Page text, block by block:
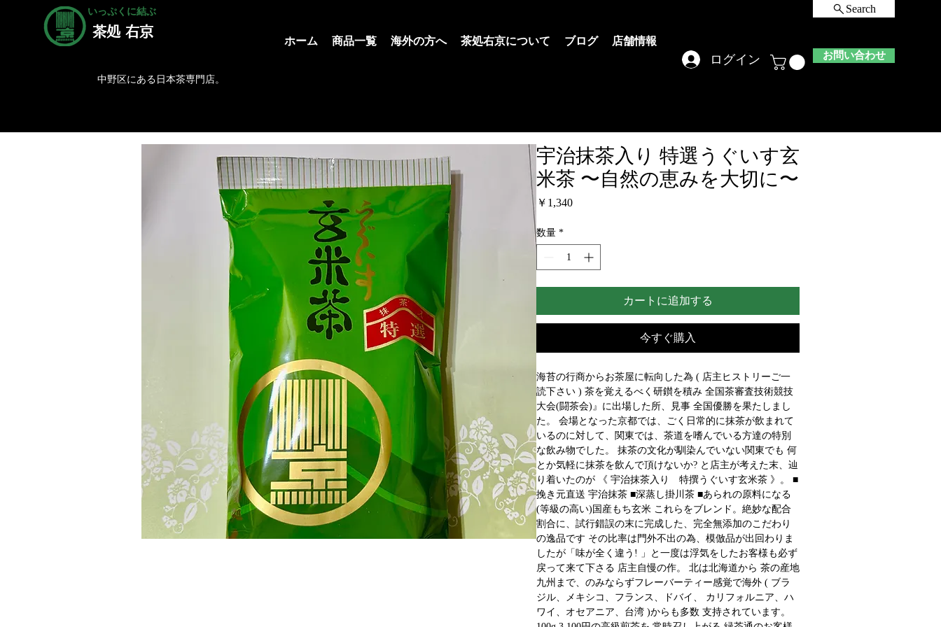
いっぷくに結ぶ
茶処 右京
中野区にある日本茶専門店。
Search
ログイン お問い合わせ
ホーム 商品一覧 海外の方へ 茶処右京について ブログ 店舗情報
宇治抹茶入り 特選うぐいす玄
米茶 〜自然の恵みを大切に〜
￥1,340価
数量 *
カートに追加する
今すぐ購入
海苔の行商からお茶屋に転向した為 ( 店主ヒストリーご一
読下さい ) 茶を覚えるべく研鑚を積み 全国茶審査技術競技
大会(闘茶会)』に出場した所、見事 全国優勝を果たしまし
た。 会場となった京都では、ごく日常的に抹茶が飲まれて
いるのに対して、関東では、茶道を嗜んでいる方達の特別
な飲み物でした。 抹茶の文化が馴染んでいない関東でも 何
とか気軽に抹茶を飲んで頂けないか? と店主が考えた末、辿
り着いたのが 《 宇治抹茶入り　特撰うぐいす玄米茶 》。 ■
挽き元直送 宇治抹茶 ■深蒸し掛川茶 ■あられの原料になる
(等級の高い)国産もち玄米 これらをブレンド。絶妙な配合
割合に、試行錯誤の末に完成した、完全無添加のこだわり
の逸品です その比率は門外不出の為、模倣品が出回わりま
したが「味が全く違う! 」と一度は浮気をしたお客様も必ず
戻って来て下さる 店主自慢の作。 北は北海道から 茶の産地
九州まで、のみならずフレーバーティー感覚で海外 ( ブラ
ジル、メキシコ、フランス、ドバイ、 カリフォルニア、ハ
ワイ、オセアニア、台湾 )からも多数 支持されています。